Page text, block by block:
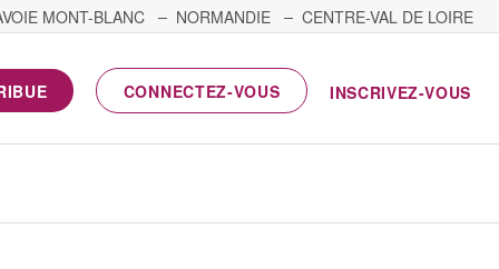
MONT-BLANC NORMANDIE
CENTRE-VAL DE LOIRE
CONNECTEZ-VOUS INSCRIVEZ-VOUS